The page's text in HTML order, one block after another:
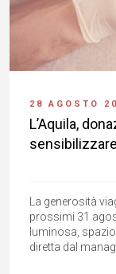
28 AGOSTO
L’Aquila,
La generosità
prossimi 31
luminosa,
diretta dal